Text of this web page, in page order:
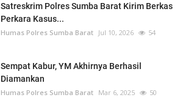
Satreskrim Polres Sumba Barat Kirim Berkas
Perkara Kasus...
Humas Polres Sumba Barat Jul 10, 2026 54
Sempat Kabur, YM Akhirnya Berhasil
Diamankan
Humas Polres Sumba Barat Mar 6, 2025 50